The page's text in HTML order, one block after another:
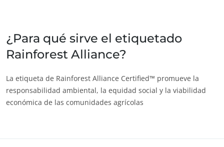
(japonés)
America
Argentina (español)
Brasil (portugués)
¿Para qué sirve el etiquetado
Rainforest Alliance?
La etiqueta de Rainforest Alliance Certified™ promueve la
responsabilidad ambiental, la equidad social y la viabilidad
económica de las comunidades agrícolas